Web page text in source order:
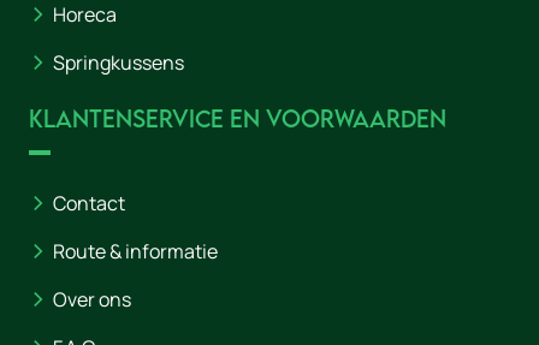
Horeca
Springkussens
Klantenservice en voorwaarden
Contact
Route & informatie
Over ons